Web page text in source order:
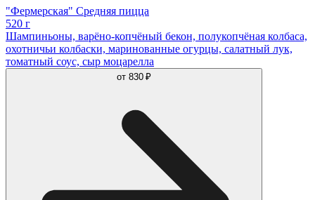
"Фермерская" Средняя пицца
520 г
Шампиньоны, варёно-копчёный бекон, полукопчёная колбаса,
охотничьи колбаски, маринованные огурцы, салатный лук,
томатный соус, сыр моцарелла
от 830 ₽